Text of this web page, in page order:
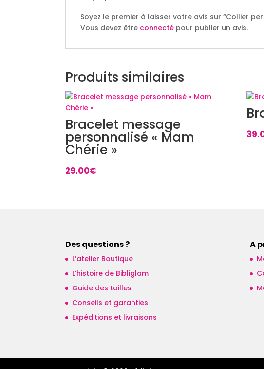
Soyez le premier à laisser votre avis sur “Collier
Vous devez être connecté pour publier un avis.
Produits similaires
Bracelet message
personnalisé « Mam
Chérie »
29.00€
Des questions ?
L’atelier Boutique
L’histoire de Bibliglam
Guide des tailles
Conseils et garanties
Expéditions et livraisons
A